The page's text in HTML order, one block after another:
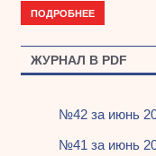
ПОДРОБНЕЕ
ЖУРНАЛ В PDF
№42 за июнь
№41 за июнь